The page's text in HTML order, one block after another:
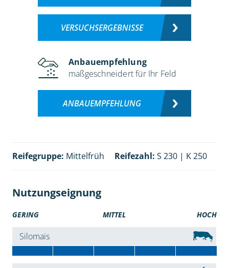
VERSUCHSERGEBNISSE
Anbauempfehlung
maßgeschneidert für Ihr Feld
ANBAUEMPFEHLUNG
Reifegruppe: Mittelfrüh Reifezahl: S 230 | K 250
Nutzungseignung
GERING MITTEL HOCH
Silomais